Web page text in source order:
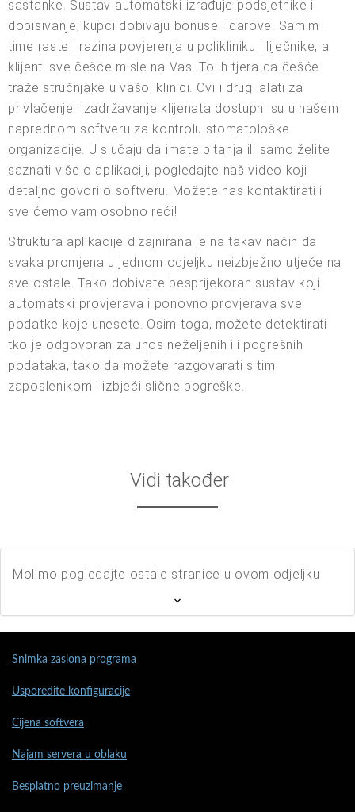
sastanke. Sustav automatski izrađuje podsjetnike i
dopisivanje; kupci dobivaju bonuse i darove. Samim
time raste i razina povjerenja u polikliniku i liječnike, a
klijenti sve češće misle na Vas. To ih tjera da češće
traže stručnjake u vašoj klinici. Ovi i drugi alati za
privlačenje i zadržavanje klijenata dostupni su u našem
naprednom softveru za kontrolu stomatološke
organizacije. U slučaju da imate pitanja ili samo želite
saznati više o aplikaciji, pogledajte naš video koji
detaljno govori o softveru. Možete nas kontaktirati i
sve ćemo vam osobno reći!
Struktura aplikacije dizajnirana je na takav način da
svaka promjena u jednom odjeljku neizbježno utječe na
sve ostale. Tako dobivate besprijekoran sustav koji
automatski provjerava i ponovno provjerava sve
podatke koje unesete. Osim toga, možete detektirati
tko je odgovoran za unos neželjenih ili pogrešnih
podataka, tako da možete razgovarati s tim
zaposlenikom i izbjeći slične pogreške.
Vidi također
Molimo pogledajte ostale stranice u ovom odjeljku
Snimka zaslona programa
Usporedite konfiguracije
Cijena softvera
Najam servera u oblaku
Besplatno preuzimanje